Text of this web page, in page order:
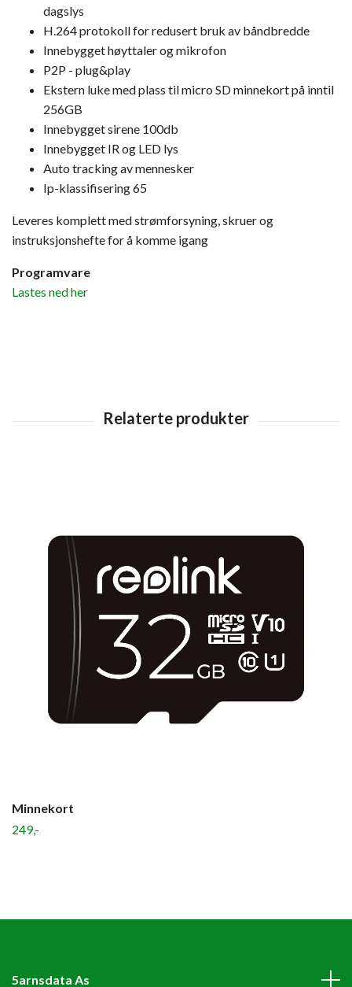
dagslys
H.264 protokoll for redusert bruk av båndbredde
Innebygget høyttaler og mikrofon
P2P - plug&play
Ekstern luke med plass til micro SD minnekort på inntil
256GB
Innebygget sirene 100db
Innebygget IR og LED lys
Auto tracking av mennesker
Ip-klassifisering 65
Leveres komplett med strømforsyning, skruer og
instruksjonshefte for å komme igang
Programvare
Lastes ned her
Minnekort
249,-
5arnsdata As